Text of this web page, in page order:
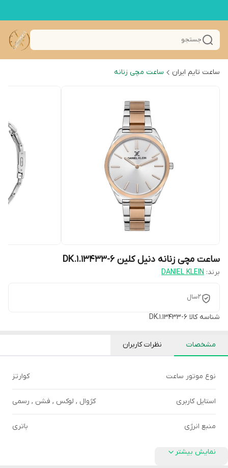
جستجو
ساعت تایم ایران ساعت مچی زنانه
ساعت مچی زنانه دنیل کلین DK.1.13433-6
برند: DANIEL KLEIN
2سال
شناسه کالا DK.1.13433-6
مشخصات نظرات کاربران
نوع موتور ساعت کوارتز
استایل کاربری کژوال , لوکس , فشن , رسمی
منبع انرژی باتری
نمایش بیشتر